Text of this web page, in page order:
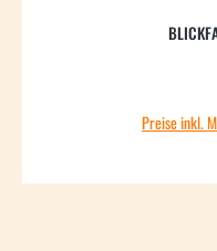
Preise inkl.